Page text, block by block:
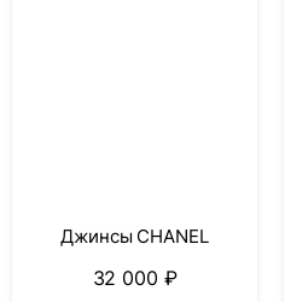
Джинсы CHANEL
32 000 ₽